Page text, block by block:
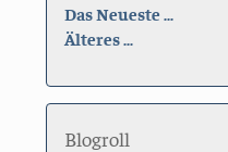
Das Neueste ...
Älteres ...
Blogroll